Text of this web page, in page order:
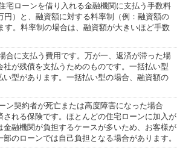
宅ローンを借り入れる金融機関に支払う手数料
円）と、融資額に対する料率制（例：融資額の
す。料率制の場合は、融資額が大きいほど手数
合に支払う費用です。万が一、返済が滞った場
が残債を支払うためのものです。一括払い型
い型があります。一括払い型の場合、融資額の
ン契約者が死亡または高度障害になった場合
される保険です。ほとんどの住宅ローンに加入が
融機関が負担するケースが多いため、お客様が
のローンでは自己負担となる場合があります。